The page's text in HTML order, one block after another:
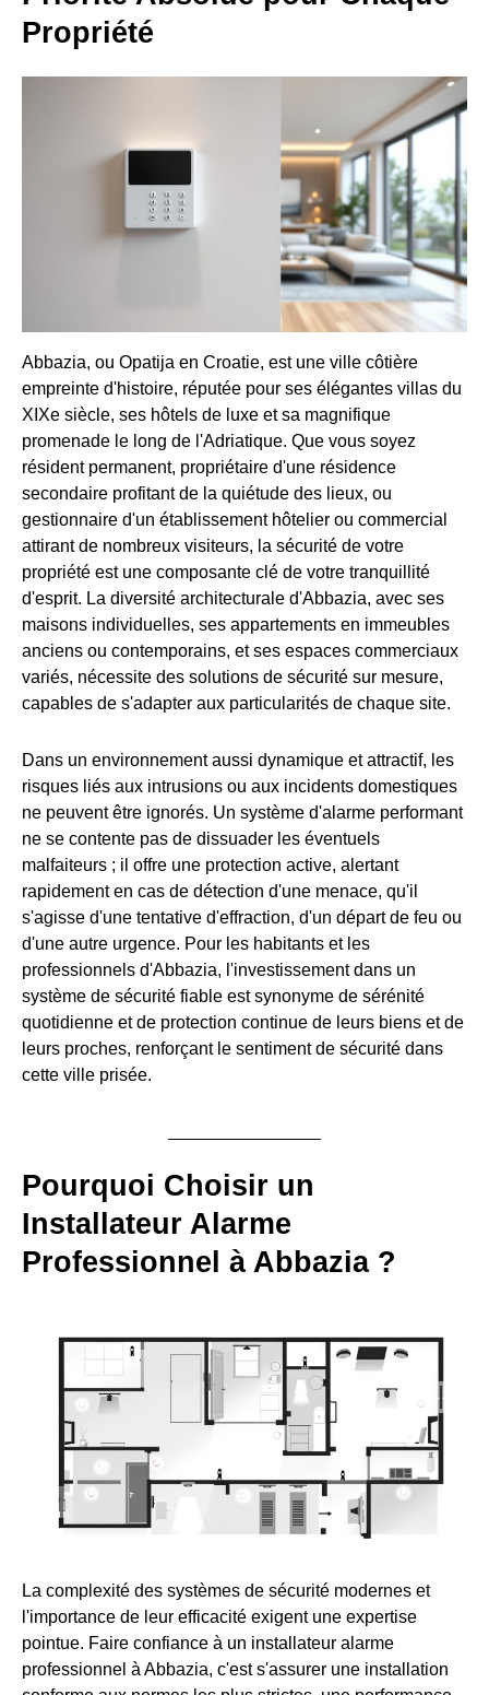
Propriété
Abbazia, ou Opatija en Croatie, est une ville côtière
empreinte d'histoire, réputée pour ses élégantes villas du
XIXe siècle, ses hôtels de luxe et sa magnifique
promenade le long de l'Adriatique. Que vous soyez
résident permanent, propriétaire d'une résidence
secondaire profitant de la quiétude des lieux, ou
gestionnaire d'un établissement hôtelier ou commercial
attirant de nombreux visiteurs, la sécurité de votre
propriété est une composante clé de votre tranquillité
d'esprit. La diversité architecturale d'Abbazia, avec ses
maisons individuelles, ses appartements en immeubles
anciens ou contemporains, et ses espaces commerciaux
variés, nécessite des solutions de sécurité sur mesure,
capables de s'adapter aux particularités de chaque site.
Dans un environnement aussi dynamique et attractif, les
risques liés aux intrusions ou aux incidents domestiques
ne peuvent être ignorés. Un système d'alarme performant
ne se contente pas de dissuader les éventuels
malfaiteurs ; il offre une protection active, alertant
rapidement en cas de détection d'une menace, qu'il
s'agisse d'une tentative d'effraction, d'un départ de feu ou
d'une autre urgence. Pour les habitants et les
professionnels d'Abbazia, l'investissement dans un
système de sécurité fiable est synonyme de sérénité
quotidienne et de protection continue de leurs biens et de
leurs proches, renforçant le sentiment de sécurité dans
cette ville prisée.
Pourquoi Choisir un
Installateur Alarme
Professionnel à Abbazia ?
La complexité des systèmes de sécurité modernes et
l'importance de leur efficacité exigent une expertise
pointue. Faire confiance à un installateur alarme
professionnel à Abbazia, c'est s'assurer une installation